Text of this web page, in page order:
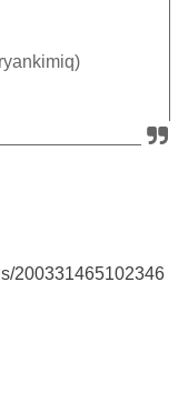
200331465102346